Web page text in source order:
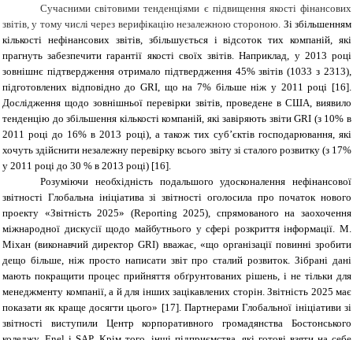
Сучасними світовими тенденціями є підвищення якості фінансових
звітів, у тому числі через верифікацію незалежною стороною. Зі збільшенням
кількості нефінансових звітів, збільшується і відсоток тих компаній, які
прагнуть забезпечити гарантії якості своїх звітів. Наприклад, у 2013 році
зовнішнє підтвердження отримало підтвердження 45% звітів (1033 з 2313),
підготовлених відповідно до GRI, що на 7% більше ніж у 2011 році [16].
Дослідження щодо зовнішньої перевірки звітів, проведене в США, виявило
тенденцію до збільшення кількості компаній, які завіряють звіти GRI (з 10% в
2011 році до 16% в 2013 році), а також тих суб’єктів господарювання, які
хочуть здійснити незалежну перевірку всього звіту зі сталого розвитку (з 17%
у 2011 році до 30 % в 2013 році) [16].
Розуміючи необхідність подальшого удосконалення нефінансової
звітності Глобальна ініціатива зі звітності оголосила про початок нового
проекту «Звітність 2025» (Reporting 2025), спрямованого на заохочення
міжнародної дискусії щодо майбутнього у сфері розкриття інформації. М.
Міхан (виконавчий директор GRI) вважає, «що організації повинні зробити
дещо більше, ніж просто написати звіт про сталий розвиток. Зібрані дані
мають покращити процес прийняття обґрунтованих рішень, і не тільки для
менеджменту компанії, а й для інших зацікавлених сторін. Звітність 2025 має
показати як краще досягти цього» [17]. Партнерами Глобальної ініціативи зі
звітності виступили Центр корпоративного громадянства Бостонського